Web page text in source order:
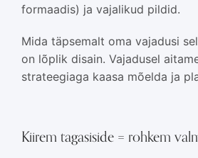
formaadis) ja vajalikud pildid.
Mida täpsemalt oma vajadusi
on lõplik disain. Vajadusel
strateegiaga kaasa mõelda ja
Kiirem tagasiside = rohkem